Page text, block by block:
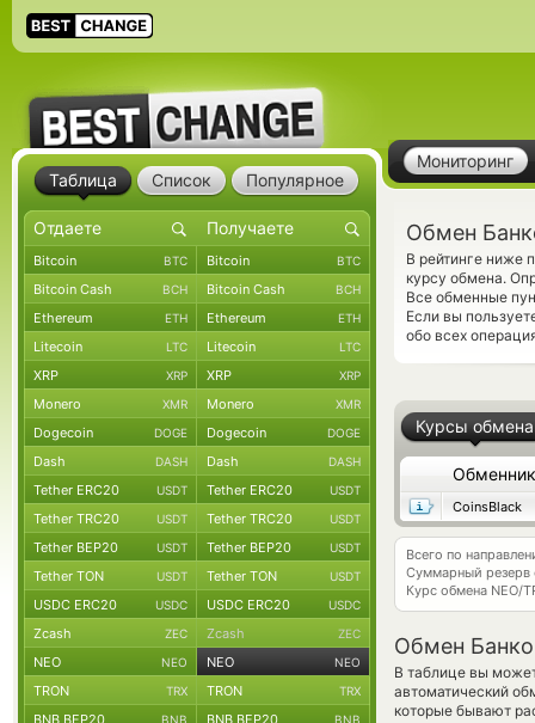
Мониторинг
Обмен
В рейтинге ниже
курсу обмена.
Все обменные
Если вы
обо всех
Курсы обмена
Обменник
CoinsBlack
Всего по
Суммарный резерв
Курс обмена NEO/
Обмен
В таблице вы
автоматический
которые бывают
Таблица Список Популярное
Bitcoin BTC Bitcoin BTC
Bitcoin Cash BCH Bitcoin Cash BCH
Ethereum ETH Ethereum ETH
Litecoin LTC Litecoin LTC
XRP XRP XRP XRP
Monero XMR Monero XMR
Dogecoin DOGE Dogecoin DOGE
Dash DASH Dash DASH
Tether ERC20 USDT Tether ERC20 USDT
Tether TRC20 USDT Tether TRC20 USDT
Tether BEP20 USDT Tether BEP20 USDT
Tether TON USDT Tether TON USDT
USDC ERC20 USDC USDC ERC20 USDC
Zcash ZEC Zcash ZEC
NEO NEO NEO NEO
TRON TRX TRON TRX
BNB BEP20 BNB BNB BEP20 BNB